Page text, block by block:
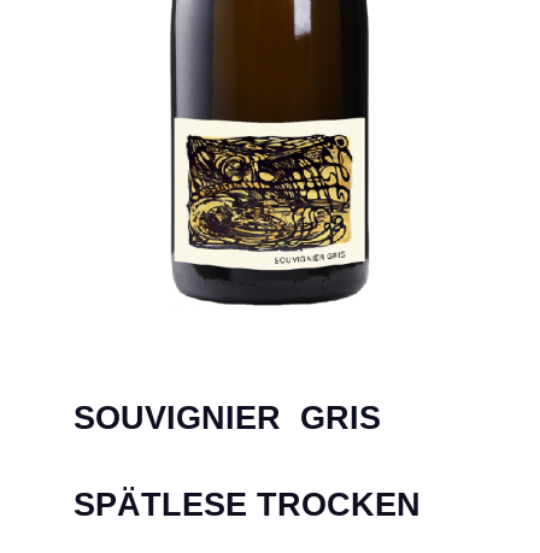
SOUVIGNIER GRIS
SPÄTLESE TROCKEN